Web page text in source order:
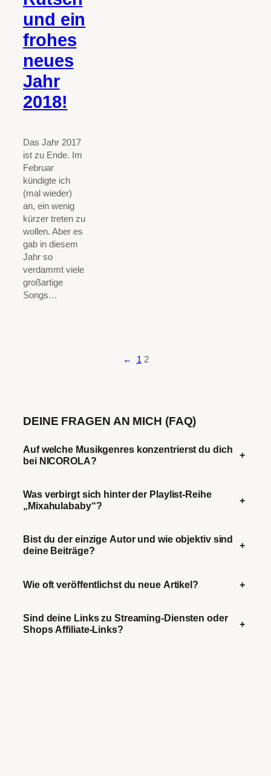
und ein
frohes
neues
Jahr
2018!
Das Jahr 2017
ist zu Ende. Im
Februar
kündigte ich
(mal wieder)
an, ein wenig
kürzer treten zu
wollen. Aber es
gab in diesem
Jahr so
verdammt viele
großartige
Songs…
← 1 2
DEINE FRAGEN AN MICH (FAQ)
Auf welche Musikgenres konzentrierst du dich
bei NICOROLA?
+
Was verbirgt sich hinter der Playlist-Reihe
„Mixahulababy“?
+
Bist du der einzige Autor und wie objektiv sind
deine Beiträge?
+
Wie oft veröffentlichst du neue Artikel? +
Sind deine Links zu Streaming-Diensten oder
Shops Affiliate-Links?
+